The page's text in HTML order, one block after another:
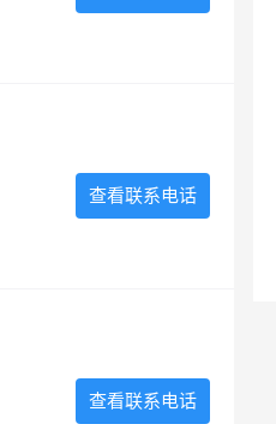
查看联系电话
查看联系电话